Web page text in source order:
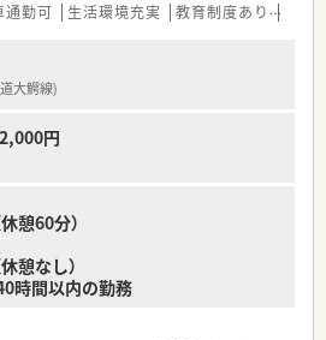
通勤可 生活環境充実 教育制度あり
大鰐線)
円
憩60分）
憩なし）
時間以内の勤務